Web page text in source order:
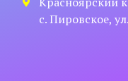
с. Пировское,